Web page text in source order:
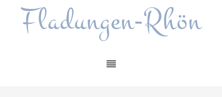
Fladungen-Rhön